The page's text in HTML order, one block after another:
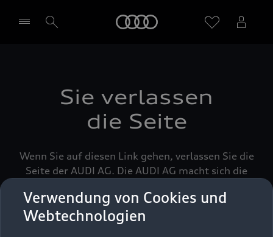
Sie verlassen
die Seite
Wenn Sie auf diesen Link gehen, verlassen Sie die
Seite der AUDI AG. Die AUDI AG macht sich die
eigen und ist für deren Inhalte nicht
verantwortlich. Die AUDI AG hat keinen Einfluss
Verwendung von Cookies und
Webtechnologien